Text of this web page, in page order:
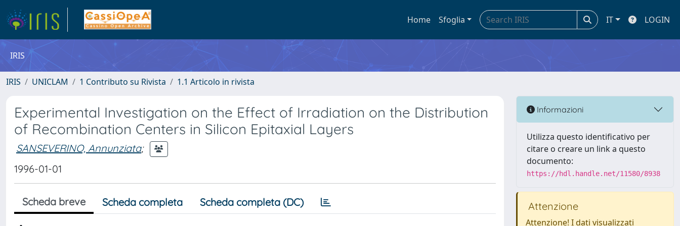
Home Sfoglia IT LOGIN
IRIS
IRIS UNICLAM 1 Contributo su Rivista 1.1 Articolo in rivista
Experimental Investigation on the Effect of Irradiation on the Distribution
of Recombination Centers in Silicon Epitaxial Layers
SANSEVERINO, Annunziata;
1996-01-01
Scheda breve Scheda completa Scheda completa (DC)
Informazioni
Utilizza questo identificativo per
citare o creare un link a questo
documento:
https://hdl.handle.net/11580/8938
Attenzione
Attenzione! I dati visualizzati